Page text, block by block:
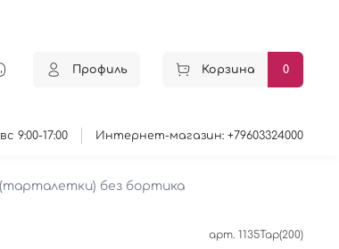
Профиль Корзина 0
9:00-17:00 Интернет-магазин: +79603324000
без бортика
арт. 1135Тар(200)